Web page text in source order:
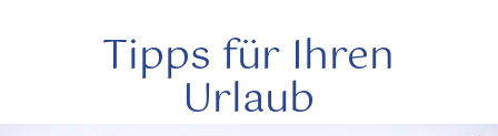
Tipps für Ihren
Urlaub